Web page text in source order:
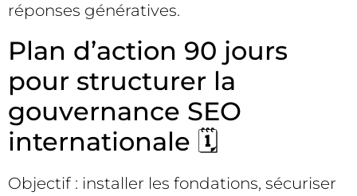
réponses génératives.
Plan d’action 90 jours
pour structurer la
gouvernance SEO
internationale 🗓️
Objectif : installer les fondations, sécuriser